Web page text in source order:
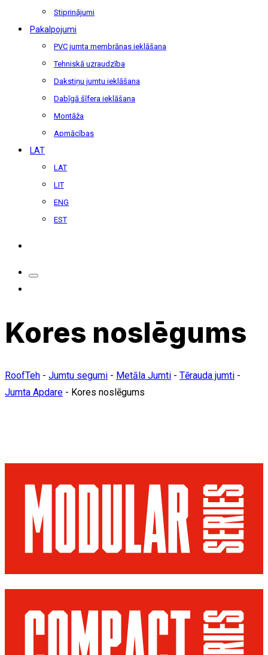
Stiprinājumi
Pakalpojumi
PVC jumta membrānas ieklāšana
Tehniskā uzraudzība
Dakstiņu jumtu ieklāšana
Dabīgā šīfera ieklāšana
Montāža
Apmācības
LAT
LAT
LIT
ENG
EST
Kores noslēgums
RoofTeh - Jumtu segumi - Metāla Jumti - Tērauda jumti -
Jumta Apdare - Kores noslēgums